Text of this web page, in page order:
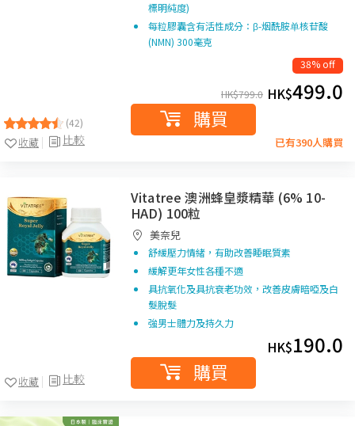
(42)
比較
收藏
標明純度)
每粒膠囊含有活性成分：β-烟酰胺单核苷酸
(NMN) 300毫克
38% off
HK$799.0 HK$499.0
購買
已有390人購買
比較
收藏
Vitatree 澳洲蜂皇漿精華 (6% 10-
HAD) 100粒
美奈兒
舒緩壓力情緒，有助改善睡眠質素
緩解更年女性各種不適
具抗氧化及具抗衰老功效，改善皮膚暗啞及白
髮脫髮
強男士體力及持久力
HK$190.0
購買